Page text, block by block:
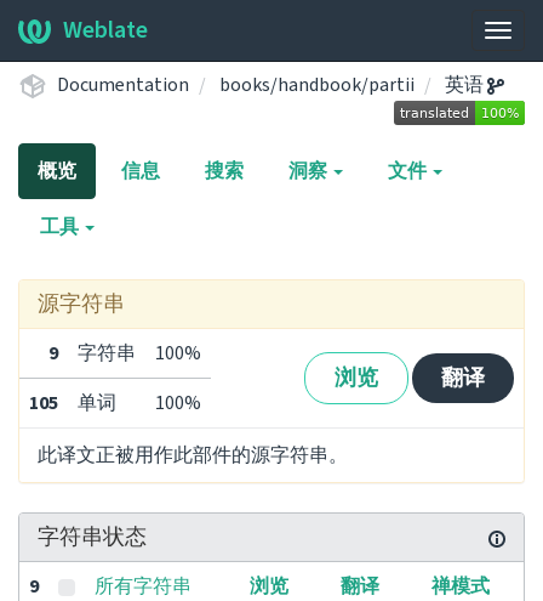
展
开/
收
起
Weblate
Documentation books/handbook/partii 英语
概览 信息 搜索 洞察 文件
工具
源字符串
9 字符串 100%
浏览 翻译
105 单词
100%
此译文正被用作此部件的源字符串。
字符串状态
9
所有字符串
浏览 翻译 禅模式